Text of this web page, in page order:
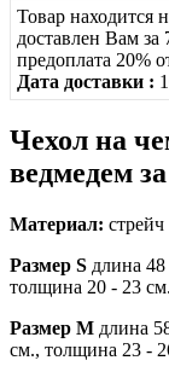
Товар находится
доставлен Вам
предоплата 20%
Дата доставки :
Чехол на
ведмедем
Материал: стрейч
Размер S длина
толщина 20 - 23 см.
Размер M длина
см., толщина 23 -